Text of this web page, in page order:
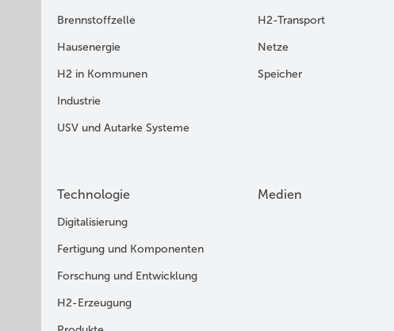
Brennstoffzelle
Hausenergie
H2 in Kommunen
Industrie
USV und Autarke Systeme
H2-Transport
Netze
Speicher
Technologie
Digitalisierung
Fertigung und Komponenten
Forschung und Entwicklung
H2-Erzeugung
Medien